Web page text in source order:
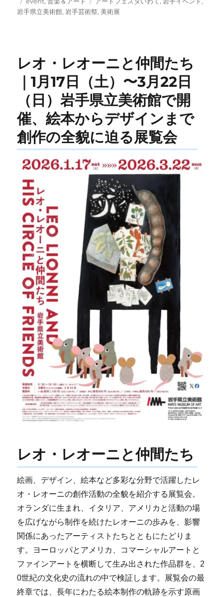
稿 テ
グ
岩手県立美術館,岩手芸術祭, 美術展
レオ・レオーニと仲間たち
｜1月17日（土）〜3月22日
（日）岩手県立美術館で開
催、絵本からデザインまで
創作の全貌に迫る展覧会
レオ・レオーニと仲間たち
絵画、デザイン、絵本など多彩な分野で活躍したレ
オ・レオーニの創作活動の全貌を紹介する展覧会。
オランダに生まれ、イタリア、アメリカと活動の場
を広げながら制作を続けたレオーニの歩みを、影響
関係にあったアーティストたちとともにたどりま
す。ヨーロッパとアメリカ、コマーシャルアートと
ファインアートを横断して生み出された作品群を、2
0世紀の文化史の流れの中で検証します。展覧会の最
終章では、長年にわたる絵本制作の軌跡を示す原画